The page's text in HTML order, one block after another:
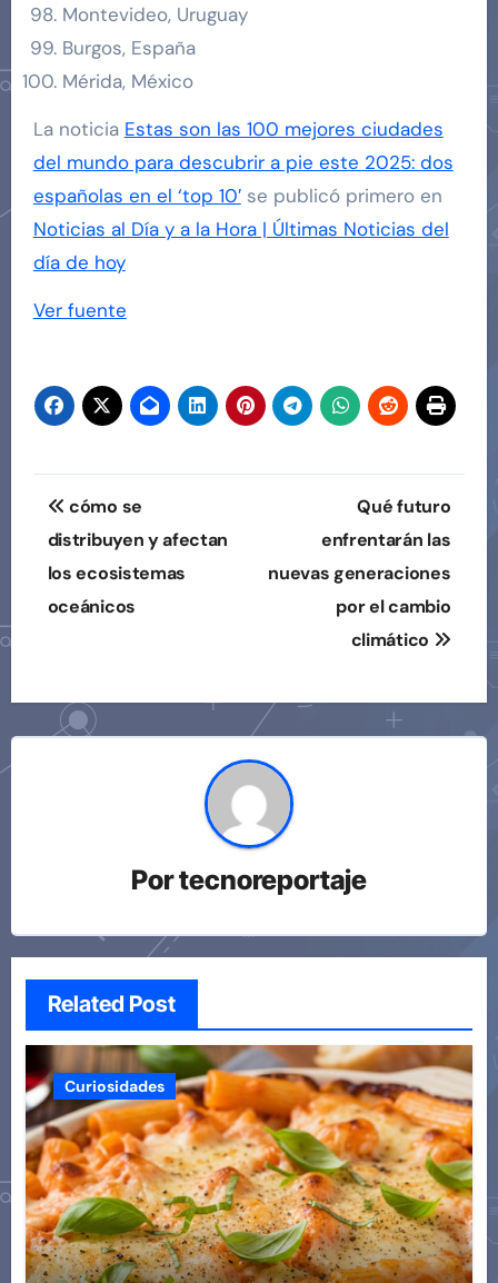
Montevideo, Uruguay
Burgos, España
Mérida, México
La noticia Estas son las 100 mejores ciudades
del mundo para descubrir a pie este 2025: dos
españolas en el ‘top 10′se publicó primero en
Noticias al Día y a la Hora | Últimas Noticias del
día de hoy
Ver fuente
Navegación
de
entradas
cómo se
distribuyen y afectan
los ecosistemas
oceánicos
Qué futuro
enfrentarán las
nuevas generaciones
por el cambio
climático
Portecnoreportaje
Related Post
Curiosidades